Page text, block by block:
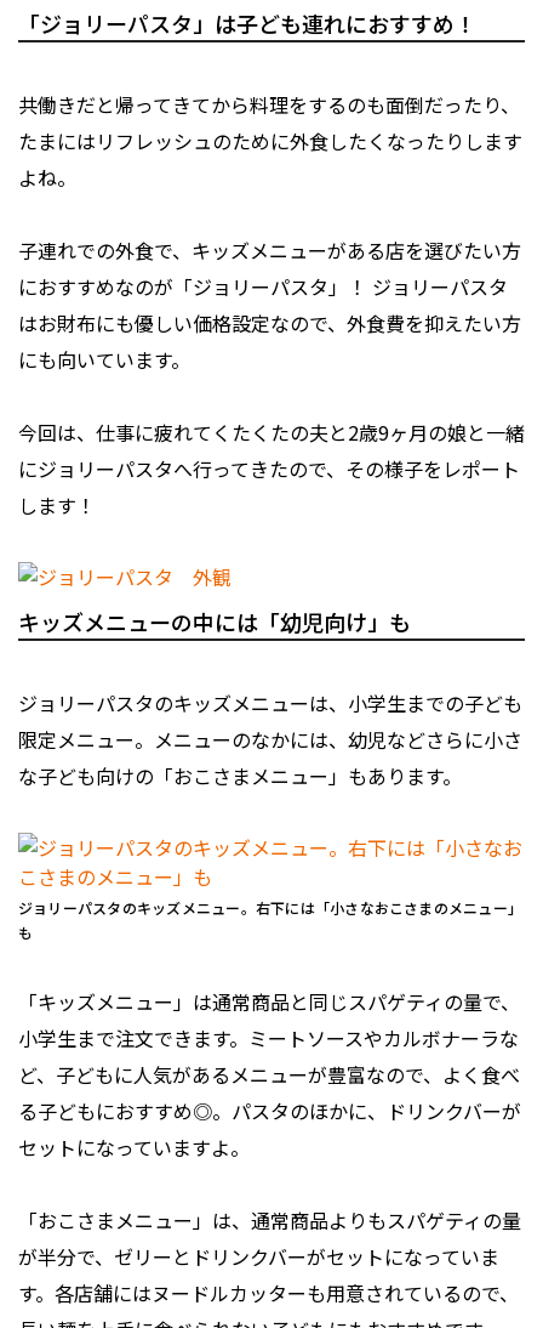
「ジョリーパスタ」は子ども連れにおすすめ！
共働きだと帰ってきてから料理をするのも面倒だったり、
たまにはリフレッシュのために外食したくなったりします
よね。
子連れでの外食で、キッズメニューがある店を選びたい方
におすすめなのが「ジョリーパスタ」！ ジョリーパスタ
はお財布にも優しい価格設定なので、外食費を抑えたい方
にも向いています。
今回は、仕事に疲れてくたくたの夫と2歳9ヶ月の娘と一緒
にジョリーパスタへ行ってきたので、その様子をレポート
します！
キッズメニューの中には「幼児向け」も
ジョリーパスタのキッズメニューは、小学生までの子ども
限定メニュー。メニューのなかには、幼児などさらに小さ
な子ども向けの「おこさまメニュー」もあります。
ジョリーパスタのキッズメニュー。右下には「小さなおこさまのメニュー」
も
「キッズメニュー」は通常商品と同じスパゲティの量で、
小学生まで注文できます。ミートソースやカルボナーラな
ど、子どもに人気があるメニューが豊富なので、よく食べ
る子どもにおすすめ◎。パスタのほかに、ドリンクバーが
セットになっていますよ。
「おこさまメニュー」は、通常商品よりもスパゲティの量
が半分で、ゼリーとドリンクバーがセットになっていま
す。各店舗にはヌードルカッターも用意されているので、